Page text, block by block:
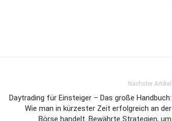
Nächster Artikel
Daytrading für Einsteiger – Das große Handbuch:
Wie man in kürzester Zeit erfolgreich an der
Börse handelt. Bewährte Strategien, um